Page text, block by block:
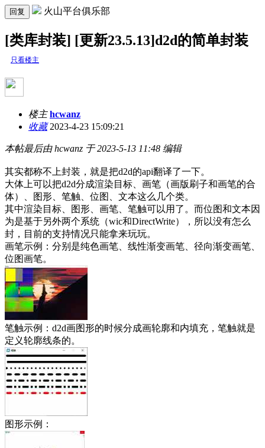
回复 火山平台俱乐部
[类库封装] [更新23.5.13]d2d的简单封装
只看楼主
楼主 hcwanz
收藏2023-4-23 15:09:21
本帖最后由 hcwanz 于 2023-5-13 11:48 编辑
其实都称不上封装，就是把d2d的api翻译了一下。
大体上可以把d2d分成渲染目标、画笔（画版刷子和画笔的合
体）、图形、笔触、位图、文本这么几个类。
其中渲染目标、图形、画笔、笔触可以用了。而位图和文本因
为是基于另外两个系统（wic和DirectWrite），所以没有怎么
封，目前的支持情况只能拿来玩玩。
画笔示例：分别是纯色画笔、线性渐变画笔、径向渐变画笔、
位图画笔。
笔触示例：d2d画图形的时候分成画轮廓和内填充，笔触就是
定义轮廓线条的。
图形示例：